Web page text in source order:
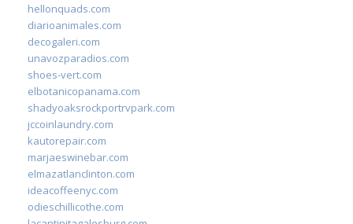
hellonquads.com
diarioanimales.com
decogaleri.com
unavozparadios.com
shoes-vert.com
elbotanicopanama.com
shadyoaksrockportrvpark.com
jccoinlaundry.com
kautorepair.com
marjaeswinebar.com
elmazatlanclinton.com
ideacoffeenyc.com
odieschillicothe.com